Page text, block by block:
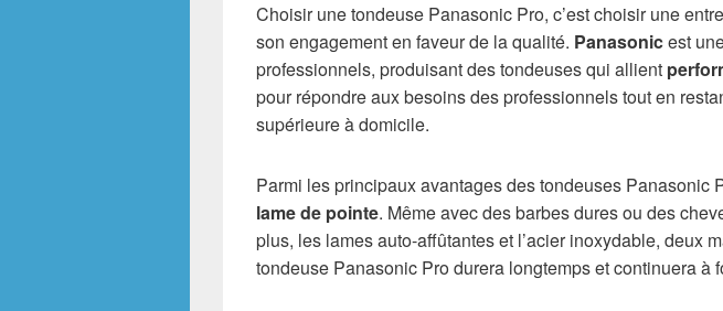
Choisir une tondeuse Panasonic Pro, c’est choisir une
son engagement en faveur de la qualité. Panasonicest
professionnels, produisant des tondeuses qui allient
pour répondre aux besoins des professionnels tout en
supérieure à domicile.
Parmi les principaux avantages des tondeuses Panasonic
lame de pointe. Même avec des barbes dures ou des
plus, les lames auto-affûtantes et l’acier inoxydable, deux
tondeuse Panasonic Pro durera longtemps et continuera à